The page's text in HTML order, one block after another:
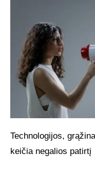
Technologijos,
keičia negalios patirtį